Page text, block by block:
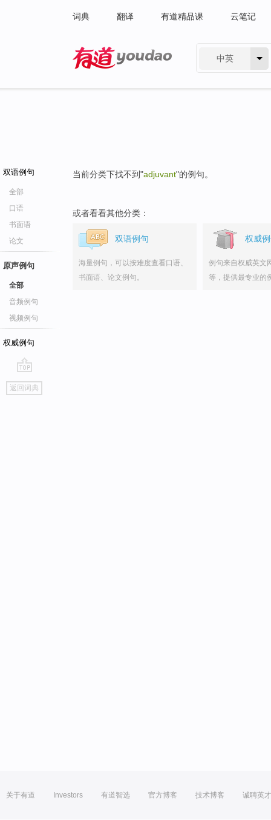
词典 翻译 有道精品课 云笔记
中英
双语例句
全部
口语
书面语
论文
原声例句
全部
音频例句
视频例句
权威例句
go
top
返回词典
当前分类下找不到"adjuvant"的例句。
或者看看其他分类：
双语例句
海量例句，可以按难度查看口语、
书面语、论文例句。
权威
例句来自权威英文
等，提供最专业的
关于有道 Investors 有道智选 官方博客 技术博客 诚聘英才